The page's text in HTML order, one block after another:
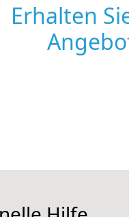
Erhalten